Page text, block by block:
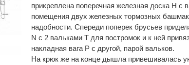
прикреплена поперечная железная доска H с
помещения двух железных тормозных
надобности. Спереди поперек брусьев
N с 2 вальками Т для постромок и к ней
накладная вага Р с другой, парой вальков.
На крюк же на конце дышла привешивалась